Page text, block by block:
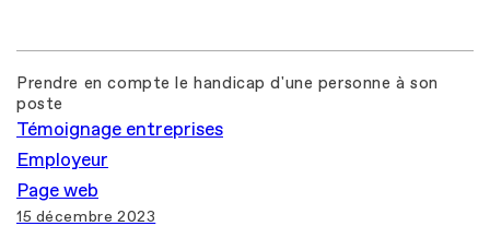
Prendre en compte le handicap d'une personne à son
poste
Témoignage entreprises
Employeur
Page web
15 décembre 2023